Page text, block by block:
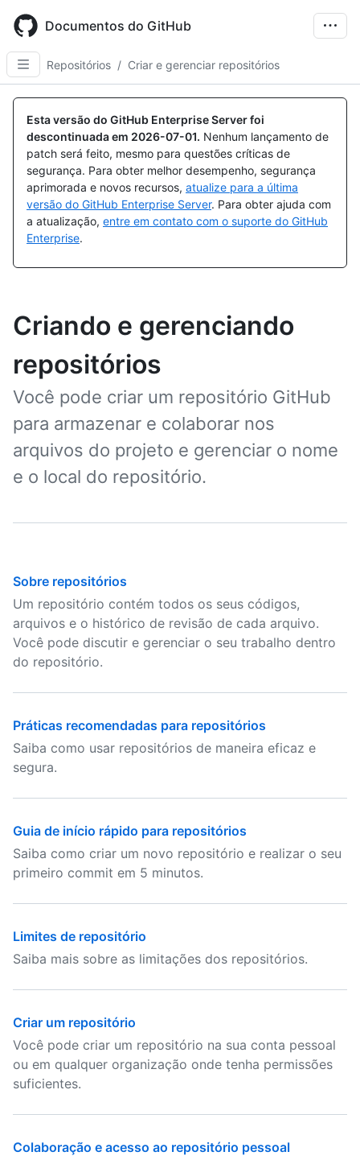
main
content
Documentos do GitHub
Repositórios / Criar e gerenciar repositórios
Esta versão do GitHub Enterprise Server foi
descontinuada em 2026-07-01. Nenhum lançamento de
patch será feito, mesmo para questões críticas de
segurança. Para obter melhor desempenho, segurança
aprimorada e novos recursos, atualize para a última
versão do GitHub Enterprise Server. Para obter ajuda com
a atualização, entre em contato com o suporte do GitHub
Enterprise.
Criando e gerenciando
repositórios
Você pode criar um repositório GitHub
para armazenar e colaborar nos
arquivos do projeto e gerenciar o nome
e o local do repositório.
Sobre repositórios
Um repositório contém todos os seus códigos,
arquivos e o histórico de revisão de cada arquivo.
Você pode discutir e gerenciar o seu trabalho dentro
do repositório.
Práticas recomendadas para repositórios
Saiba como usar repositórios de maneira eficaz e
segura.
Guia de início rápido para repositórios
Saiba como criar um novo repositório e realizar o seu
primeiro commit em 5 minutos.
Limites de repositório
Saiba mais sobre as limitações dos repositórios.
Criar um repositório
Você pode criar um repositório na sua conta pessoal
ou em qualquer organização onde tenha permissões
suficientes.
Colaboração e acesso ao repositório pessoal